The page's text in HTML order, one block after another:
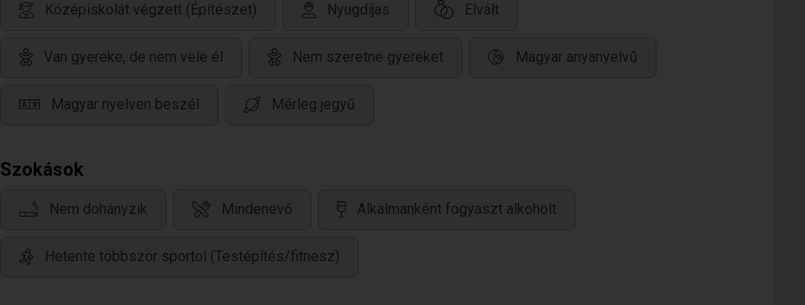
Középiskolát végzett (Építészet) Nyugdíjas Elvált
Van gyereke, de nem vele él Nem szeretne gyereket Magyar anyanyelvű
Magyar nyelven beszél Mérleg jegyű
Szokások
Nem dohányzik Mindenevő Alkalmanként fogyaszt alkoholt
Hetente többször sportol (Testépítés/fitnesz)